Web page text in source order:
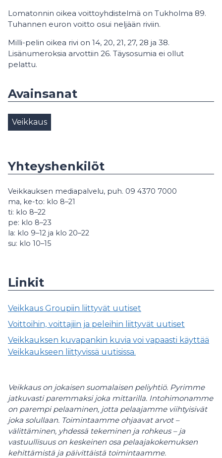
Lomatonnin oikea voittoyhdistelmä on Tukholma 89.
Tuhannen euron voitto osui neljään riviin.
Milli-pelin oikea rivi on 14, 20, 21, 27, 28 ja 38.
Lisänumeroksia arvottiin 26. Täysosumia ei ollut
pelattu.
Avainsanat
Veikkaus
Yhteyshenkilöt
Veikkauksen mediapalvelu, puh. 09 4370 7000
ma, ke-to: klo 8–21
ti: klo 8–22
pe: klo 8–23
la: klo 9–12 ja klo 20–22
su: klo 10–15
Linkit
Veikkaus Groupiin liittyvät uutiset
Voittoihin, voittajiin ja peleihin liittyvät uutiset
Veikkauksen kuvapankin kuvia voi vapaasti käyttää
Veikkaukseen liittyvissä uutisissa.
Veikkaus on jokaisen suomalaisen peliyhtiö. Pyrimme
jatkuvasti paremmaksi joka mittarilla. Intohimonamme
on parempi pelaaminen, jotta pelaajamme viihtyisivät
joka solullaan. Toimintaamme ohjaavat arvot –
välittäminen, yhdessä tekeminen ja rohkeus – ja
vastuullisuus on keskeinen osa pelaajakokemuksen
kehittämistä ja päivittäistä toimintaamme.